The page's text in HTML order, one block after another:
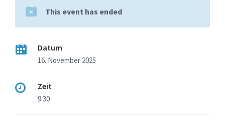
This event has ended
Datum
16. November 2025
Zeit
9:30